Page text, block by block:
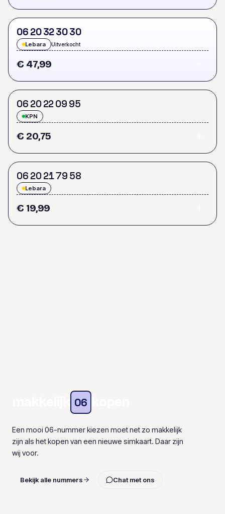
06 20323030
Lebara Uitverkocht
€ 47,99
06 202209 95
KPN
€ 20,75
06 202179 58
Lebara
€ 19,99
06
Een mooi 06-nummer kiezen moet net zo makkelijk
zijn als het kopen van een nieuwe simkaart. Daar zijn
wij voor.
Bekijk alle nummers Chat met ons